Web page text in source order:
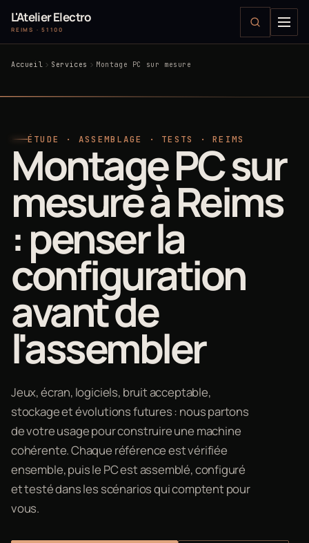
L'Atelier Electro
REIMS · 51100
Accueil Services Montage PC sur mesure
ÉTUDE · ASSEMBLAGE · TESTS · REIMS
Montage PC sur
mesure à Reims
: penser la
configuration
avant de
l'assembler
Jeux, écran, logiciels, bruit acceptable,
stockage et évolutions futures : nous partons
de votre usage pour construire une machine
cohérente. Chaque référence est vérifiée
ensemble, puis le PC est assemblé, configuré
et testé dans les scénarios qui comptent pour
vous.